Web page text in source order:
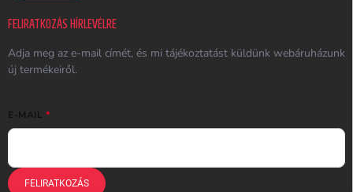
FELIRATKOZÁS HÍRLEVÉLRE
Adja meg az e-mail címét, és mi tájékoztatást küldünk webáruházunk
új termékeiről.
E-MAIL
FELIRATKOZÁS